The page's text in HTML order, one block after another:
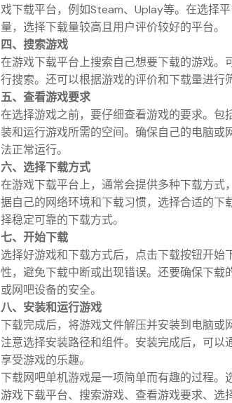
戏下载平台，例如Steam、Uplay等。在选择
量，选择下载量较高且用户评价较好的平台。
四、搜索游戏
在游戏下载平台上搜索自己想要下载的游戏
行搜索。还可以根据游戏的评价和下载量进行
五、查看游戏要求
在选择游戏之前，要仔细查看游戏的要求。
装和运行游戏所需的空间。确保自己的电脑
法正常运行。
六、选择下载方式
在游戏下载平台上，通常会提供多种下载方
据自己的网络环境和下载习惯，选择合适的
择稳定可靠的下载方式。
七、开始下载
选择好游戏和下载方式后，点击下载按钮开
性，避免下载中断或出现错误。还要确保下
或网吧设备的安全。
八、安装和运行游戏
下载完成后，将游戏文件解压并安装到电脑或
注意选择安装路径和组件。安装完成后，可
享受游戏的乐趣。
下载网吧单机游戏是一项简单而有趣的过程
游戏下载平台、搜索游戏、查看游戏要求、